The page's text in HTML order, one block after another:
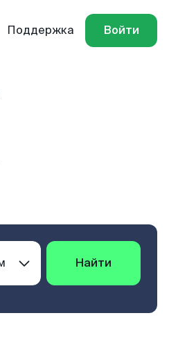
Поддержка Войти
Найти